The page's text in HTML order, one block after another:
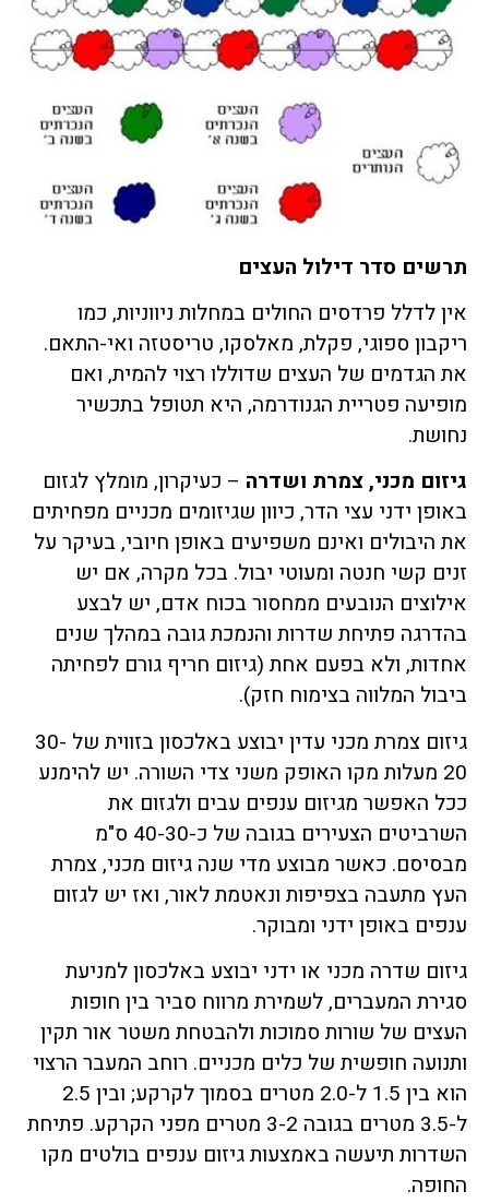
תרשים סדר דילול העצים
אין לדלל פרדסים החולים במחלות ניווניות, כמו
ריקבון ספוגי, פקלת, מאלסקו, טריסטזה ואי-התאם.
את הגדמים של העצים שדוללו רצוי להמית, ואם
מופיעה פטריית הגנודרמה, היא תטופל בתכשיר
נחושת.
גיזום מכני, צמרת ושדרה – כעיקרון, מומלץ לגזום
באופן ידני עצי הדר, כיוון שגיזומים מכניים מפחיתים
את היבולים ואינם משפיעים באופן חיובי, בעיקר על
זנים קשי חנטה ומעוטי יבול. בכל מקרה, אם יש
אילוצים הנובעים ממחסור בכוח אדם, יש לבצע
בהדרגה פתיחת שדרות והנמכת גובה במהלך שנים
אחדות, ולא בפעם אחת (גיזום חריף גורם לפחיתה
ביבול המלווה בצימוח חזק).
גיזום צמרת מכני עדין יבוצע באלכסון בזווית של 30-
20 מעלות מקו האופק משני צדי השורה. יש להימנע
ככל האפשר מגיזום ענפים עבים ולגזום את
השרביטים הצעירים בגובה של כ-40-30 ס"מ
מבסיסם. כאשר מבוצע מדי שנה גיזום מכני, צמרת
העץ מתעבה בצפיפות ונאטמת לאור, ואז יש לגזום
ענפים באופן ידני ומבוקר.
גיזום שדרה מכני או ידני יבוצע באלכסון למניעת
סגירת המעברים, לשמירת מרווח סביר בין חופות
העצים של שורות סמוכות ולהבטחת משטר אור תקין
ותנועה חופשית של כלים מכניים. רוחב המעבר הרצוי
הוא בין 1.5 ל-2.0 מטרים בסמוך לקרקע; ובין 2.5
ל-3.5 מטרים בגובה 3-2 מטרים מפני הקרקע. פתיחת
השדרות תיעשה באמצעות גיזום ענפים בולטים מקו
החופה.